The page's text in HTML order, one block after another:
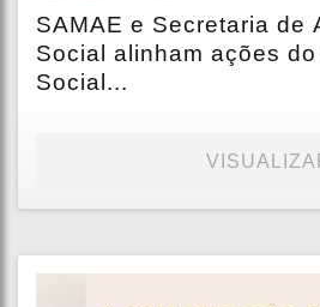
SAMAE e Secretaria de
Social alinham ações
Social...